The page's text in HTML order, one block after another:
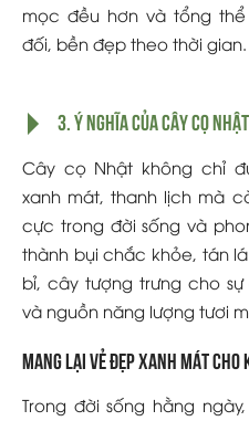
mọc đều hơn và tổng
đối, bền đẹp theo thời gian.
3. Ý nghĩa của cây cọ
Cây cọ Nhật không chỉ
xanh mát, thanh lịch mà
cực trong đời sống và
thành bụi chắc khỏe, tán
bỉ, cây tượng trưng cho
và nguồn năng lượng tươi
Mang lại vẻ đẹp xanh mát cho
Trong đời sống hằng